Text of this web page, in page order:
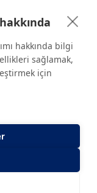
amaçlıdır.
ya da bir sağlık
Metni
hakkında bilgi
sağlamak,
için